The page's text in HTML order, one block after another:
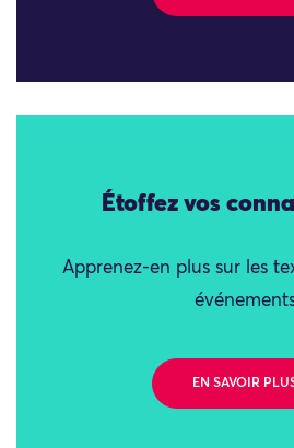
Étoffez vos
Apprenez-en plus sur les
EN SAVOIR